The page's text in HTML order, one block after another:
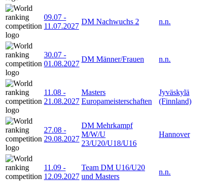
09.07 -
11.07.2027
DM Nachwuchs 2 n.n.
30.07 -
01.08.2027
DM Männer/Frauen n.n.
11.08 -
21.08.2027
Masters
Europameisterschaften
Jyväskylä
(Finnland)
27.08 -
29.08.2027
DM Mehrkampf
M/W/U
23/U20/U18/U16
Hannover
11.09 -
12.09.2027
Team DM U16/U20
und Masters
n.n.